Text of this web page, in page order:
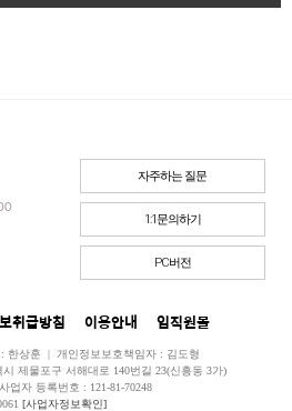
자주하는 질문
1:1문의하기
PC버전
취급방침 이용안내 임직원몰
한상훈 | 개인정보보호책임자 : 김도형
제물포구 서해대로 140번길 23(신흥동 3가)
업자 등록번호 : 121-81-70248
[사업자정보확인]